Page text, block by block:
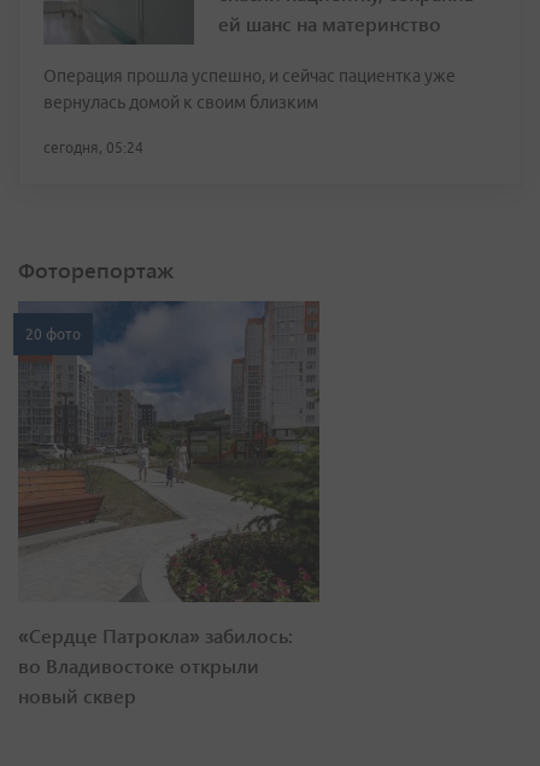
ей шанс на материнство
Операция прошла успешно, и сейчас пациентка уже
вернулась домой к своим близким
сегодня, 05:24
Фоторепортаж
20 фото
«Сердце Патрокла» забилось:
во Владивостоке открыли
новый сквер